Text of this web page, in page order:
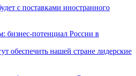
бизнес-потенциал России в
обеспечить нашей стране лидерские